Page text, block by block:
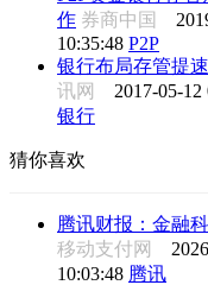
作 券商中国
10:35:48 P2P
银行布局存管提
讯网 2017-05-12
银行
猜你喜欢
腾讯财报：金融
移动支付网
10:03:48 腾讯